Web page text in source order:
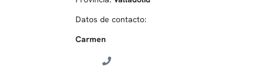
Datos de contacto:
Carmen